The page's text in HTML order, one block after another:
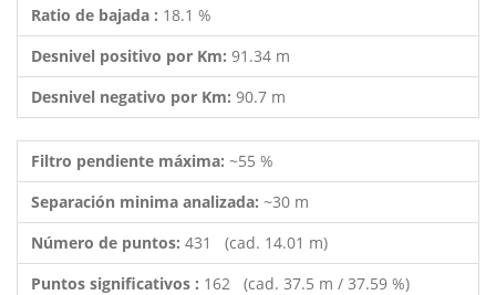
Ratio de bajada : 18.1 %
Desnivel positivo por Km: 91.34 m
Desnivel negativo por Km: 90.7 m
Filtro pendiente máxima: ~55 %
Separación minima analizada: ~30 m
Número de puntos: 431 (cad. 14.01 m)
Puntos significativos : 162 (cad. 37.5 m / 37.59 %)